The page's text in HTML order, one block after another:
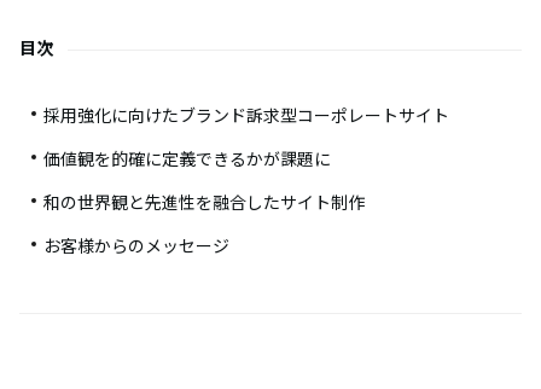
目次
採用強化に向けたブランド訴求型コーポレートサイト
価値観を的確に定義できるかが課題に
和の世界観と先進性を融合したサイト制作
お客様からのメッセージ